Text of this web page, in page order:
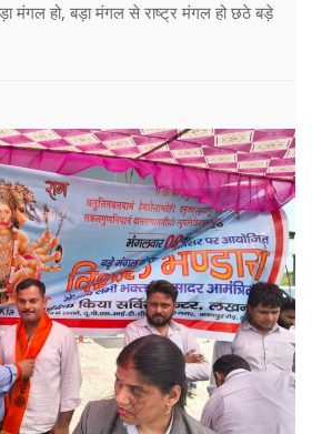
मंगल हो, बड़ा मंगल से राष्ट्र मंगल हो छठे बड़े